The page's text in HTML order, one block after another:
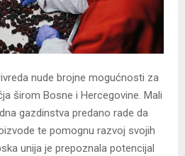
nude brojne mogućnosti za
širom Bosne i Hercegovine. Mali
gazdinstva predano rade da
te pomognu razvoj svojih
unija je prepoznala potencijal